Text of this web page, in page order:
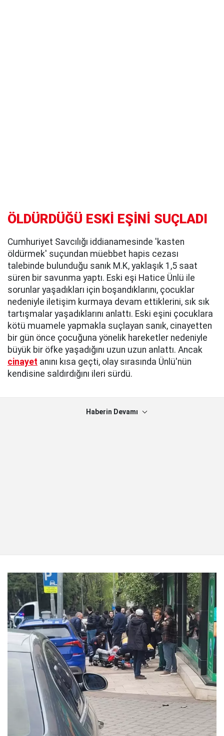
ÖLDÜRDÜĞÜ ESKİ EŞİNİ SUÇLADI
Cumhuriyet Savcılığı iddianamesinde 'kasten
öldürmek' suçundan müebbet hapis cezası
talebinde bulunduğu sanık M.K, yaklaşık 1,5 saat
süren bir savunma yaptı. Eski eşi Hatice Ünlü ile
sorunlar yaşadıkları için boşandıklarını, çocuklar
nedeniyle iletişim kurmaya devam ettiklerini, sık sık
tartışmalar yaşadıklarını anlattı. Eski eşini çocuklara
kötü muamele yapmakla suçlayan sanık, cinayetten
bir gün önce çocuğuna yönelik hareketler nedeniyle
büyük bir öfke yaşadığını uzun uzun anlattı. Ancak
cinayet anını kısa geçti, olay sırasında Ünlü'nün
kendisine saldırdığını ileri sürdü.
Haberin Devamı